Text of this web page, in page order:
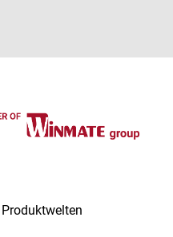
Produktwelten